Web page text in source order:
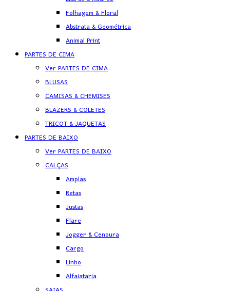
Folhagem & Floral
Abstrata & Geométrica
Animal Print
PARTES DE CIMA
Ver PARTES DE CIMA
BLUSAS
CAMISAS & CHEMISES
BLAZERS & COLETES
TRICOT & JAQUETAS
PARTES DE BAIXO
Ver PARTES DE BAIXO
CALÇAS
Amplas
Retas
Justas
Flare
Jogger & Cenoura
Cargo
Linho
Alfaiataria